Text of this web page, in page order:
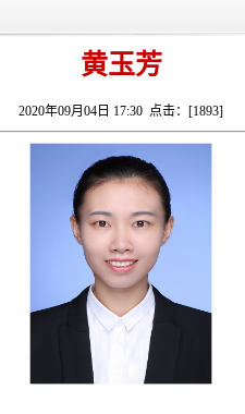
黄玉芳
2020年09月04日 17:30 点击：[1893]